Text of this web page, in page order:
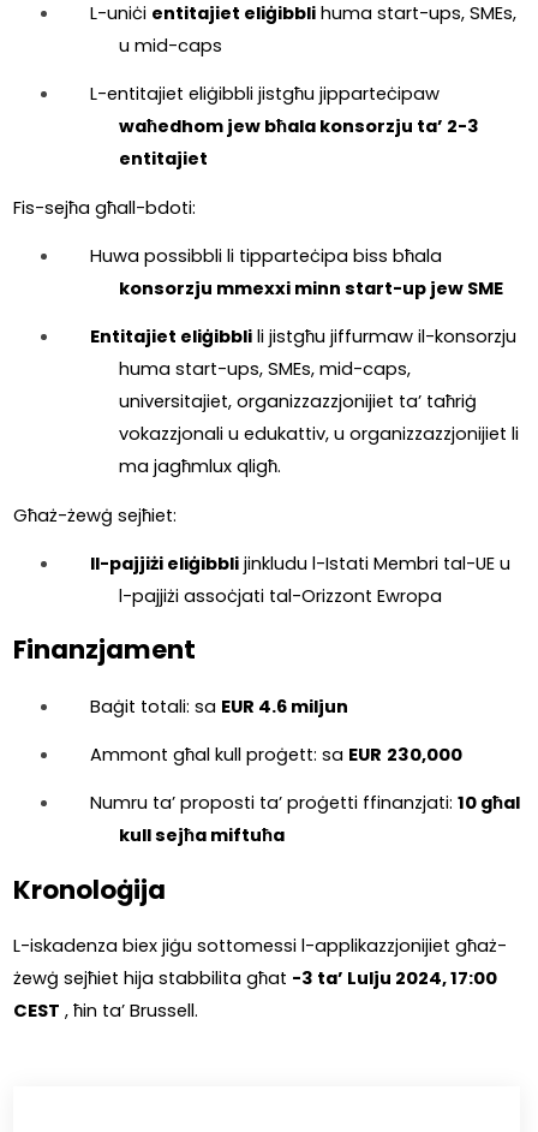
L-uniċi entitajiet eliġibbli huma start-ups, SMEs,
u mid-caps
L-entitajiet eliġibbli jistgħu jipparteċipaw
waħedhom jew bħala konsorzju ta’ 2-3
entitajiet
Fis-sejħa għall-bdoti:
konsorzju mmexxi minn start-up jew SME
Entitajiet eliġibbli li jistgħu jiffurmaw il-konsorzju
huma start-ups, SMEs, mid-caps,
universitajiet, organizzazzjonijiet ta’ taħriġ
vokazzjonali u edukattiv, u organizzazzjonijiet li
ma jagħmlux qligħ.
Għaż-żewġ sejħiet:
Il-pajjiżi eliġibbli jinkludu l-Istati Membri tal-UE u
l-pajjiżi assoċjati tal-Orizzont Ewropa
Finanzjament
Baġit totali: sa EUR 4.6 miljun
Ammont għal kull proġett: sa EUR 230,000
Numru ta’ proposti ta’ proġetti ffinanzjati: 10 għal
kull sejħa miftuħa
Kronoloġija
L-iskadenza biex jiġu sottomessi l-applikazzjonijiet għaż-
żewġ sejħiet hija stabbilita għat -3 ta’ Lulju 2024, 17:00
CEST , ħin ta’ Brussell.